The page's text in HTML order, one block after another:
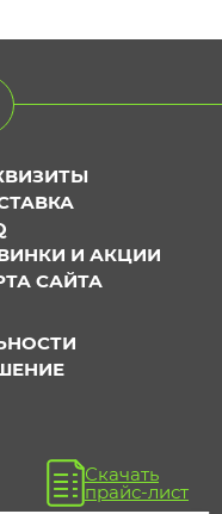
И АКЦИИ
САЙТА
Скачать
прайс-лист